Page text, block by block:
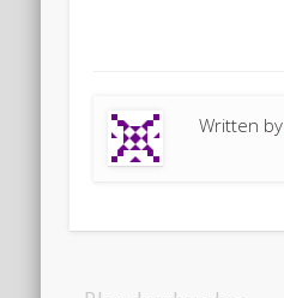
Written by